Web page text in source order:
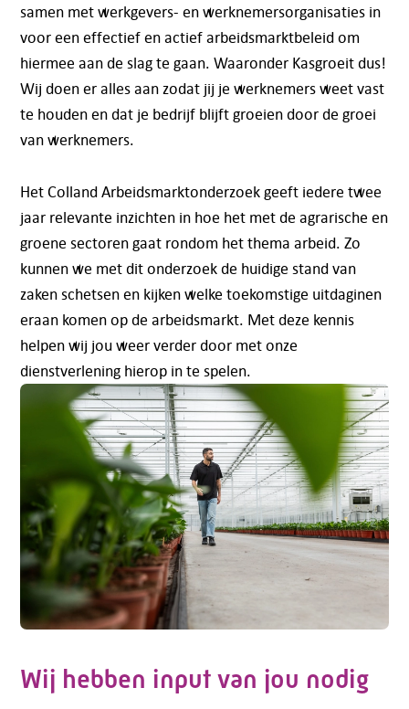
samen met werkgevers- en werknemersorganisaties in
voor een effectief en actief arbeidsmarktbeleid om
hiermee aan de slag te gaan. Waaronder Kasgroeit dus!
Wij doen er alles aan zodat jij je werknemers weet vast
te houden en dat je bedrijf blijft groeien door de groei
van werknemers.
Het Colland Arbeidsmarktonderzoek geeft iedere twee
jaar relevante inzichten in hoe het met de agrarische en
groene sectoren gaat rondom het thema arbeid. Zo
kunnen we met dit onderzoek de huidige stand van
zaken schetsen en kijken welke toekomstige uitdaginen
eraan komen op de arbeidsmarkt. Met deze kennis
helpen wij jou weer verder door met onze
dienstverlening hierop in te spelen.
Wij hebben input van jou nodig